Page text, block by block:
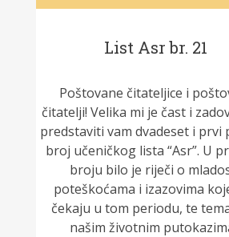
List Asr br. 21
Poštovane čitateljice i
čitatelji! Velika mi je čast i
predstaviti vam dvadeset i prvi
broj učeničkog lista “Asr”. U
broju bilo je riječi o
poteškoćama i izazovima
čekaju u tom periodu, te
našim životnim